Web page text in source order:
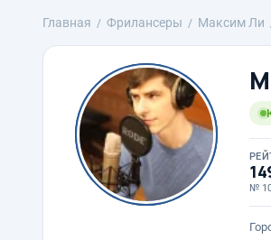
Главная Фрилансеры Максим Ли
№